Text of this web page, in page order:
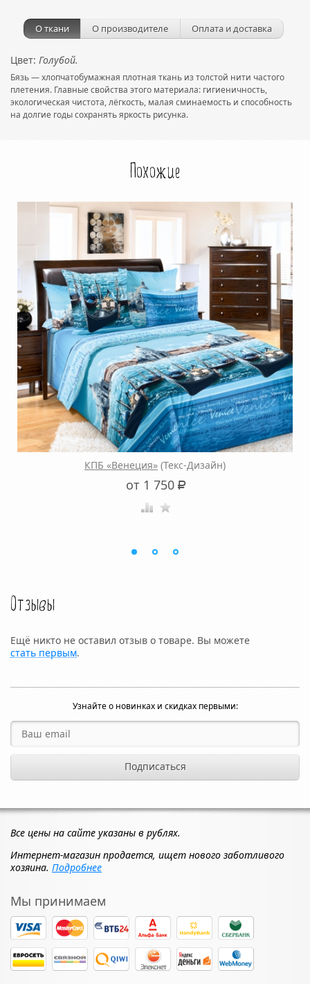
О ткани О производителе Оплата и доставка
Цвет: Голубой.
Бязь — хлопчатобумажная плотная ткань из толстой нити частого
плетения. Главные свойства этого материала: гигиеничность,
экологическая чистота, лёгкость, малая сминаемость и способность
на долгие годы сохранять яркость рисунка.
Похожие
КПБ «Венеция» (Текс-Дизайн)
от 1 750 Р
Отзывы
Ещё никто не оставил отзыв о товаре. Вы можете
стать первым.
Узнайте о новинках и скидках первыми:
Все цены на сайте указаны в рублях.
Интернет-магазин продается, ищет нового заботливого
хозяина. Подробнее
Мы принимаем